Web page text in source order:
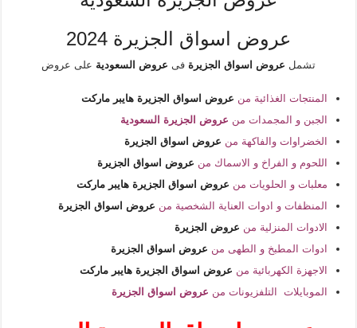
عروض اسواق الجزيرة 2024
تشمل عروض اسواق الجزيرةفى عروض السعوديةعلى عروض
المنتجات الغذائية من عروض اسواق الجزيرة هايبر ماركت
الجبن و المجمدات من عروض الجزيرة السعودية
الخضراوات والفاكهة من عروض اسواق الجزيرة
اللحوم و الفراخ و الاسماك من عروض اسواق الجزيرة
معلبات و الحلويات من عروض اسواق الجزيرة هايبر ماركت
المنظفات و ادوات العناية الشخصية من عروض اسواق الجزيرة
الادوات المنزلية من عروض الجزيرة
ادوات المطبخ و الطهى من عروض اسواق الجزيرة
الاجهزة الكهربائية من عروض اسواق الجزيرة هايبر ماركت
الموبايلات التلفزيونات من عروض اسواق الجزيرة